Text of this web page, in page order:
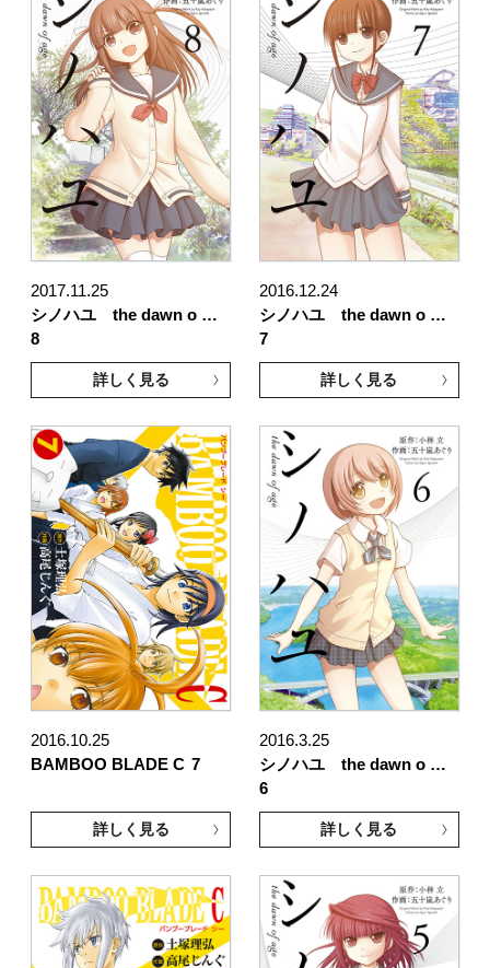
2017.11.25
シノハユ the dawn o …
8
詳しく見る
2016.12.24
シノハユ the dawn o …
7
詳しく見る
2016.10.25
BAMBOO BLADE C 7
詳しく見る
2016.3.25
シノハユ the dawn o …
6
詳しく見る